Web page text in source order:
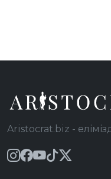
Aristocrat.biz -